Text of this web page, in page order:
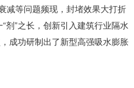
等问题频现，封堵效果大打折
剂”之长，创新引入建筑行业隔水
成功研制出了新型高强吸水膨胀